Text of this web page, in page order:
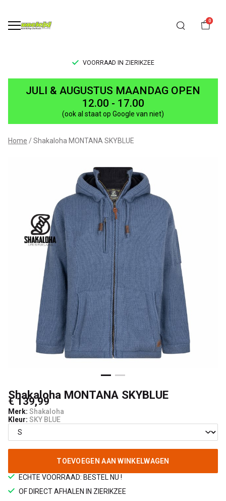
0
VOORRAAD IN ZIERIKZEE
Shakaloha
MONTANA
SKYBLUE
UNCLE[S]
Boardshop
JULI & AUGUSTUS MAANDAG OPEN
12.00 - 17.00
(ook al staat op Google van niet)
Home Shakaloha MONTANA SKYBLUE
Shakaloha MONTANA SKYBLUE
€ 139,99
Merk: Shakaloha
Kleur: SKY BLUE
TOEVOEGEN AAN WINKELWAGEN
ECHTE VOORRAAD: BESTEL NU !
OF DIRECT AFHALEN IN ZIERIKZEE